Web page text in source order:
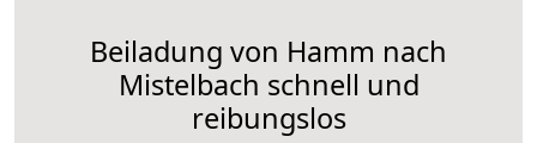
Beiladung von Hamm nach
Mistelbach schnell und
reibungslos